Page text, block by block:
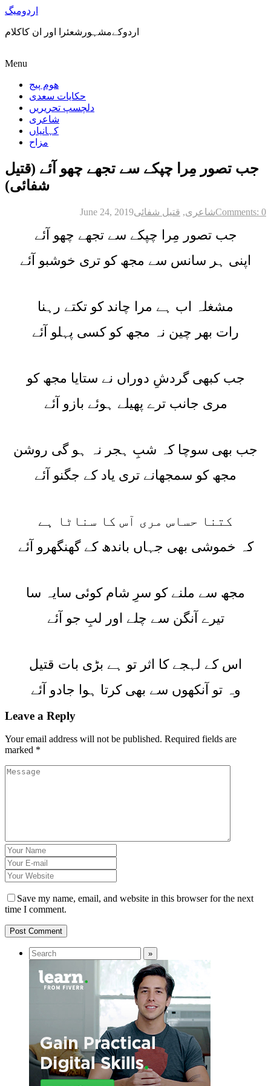
اردومیگ
اردوکےمشہورشعئرا اور ان کاکلام
Menu
ھوم پیج
حکایات سعدی
دلچسپ تحریریں
شاعری
کہانیاں
مزاح
جب تصور مِرا چپکے سے تجھے چھو آئے (قتیل
شفائی)
June 24, 2019 شاعری, قتیل شفائی Comments: 0
جب تصور مِرا چپکے سے تجھے چھو آئے
اپنی ہر سانس سے مجھ کو تری خوشبو آئے
مشغلہ اب ہے مرا چاند کو تکتے رہنا
رات بھر چین نہ مجھ کو کسی پہلو آئے
جب کبھی گردشِ دوراں نے ستایا مجھ کو
مری جانب ترے پھیلے ہوئے بازو آئے
جب بھی سوچا کہ شبِ ہجر نہ ہو گی روشن
مجھ کو سمجھانے تری یاد کے جگنو آئے
کتنا حساس مری آس کا سناٹا ہے
کہ خموشی بھی جہاں باندھ کے گھنگھرو آئے
مجھ سے ملنے کو سرِ شام کوئی سایہ سا
تیرے آنگن سے چلے اور لبِ جو آئے
اس کے لہجے کا اثر تو ہے بڑی بات قتیل
وہ تو آنکھوں سے بھی کرتا ہوا جادو آئے
Leave a Reply
Your email address will not be published. Required fields are
marked *
Save my name, email, and website in this browser for the next
time I comment.